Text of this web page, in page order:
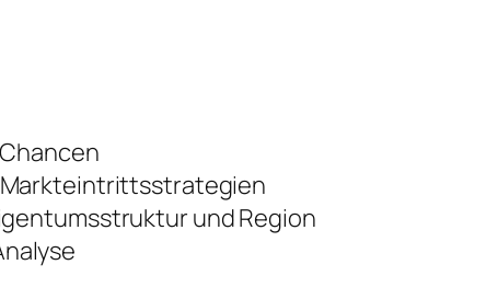
Markteintrittsstrategien
und Region